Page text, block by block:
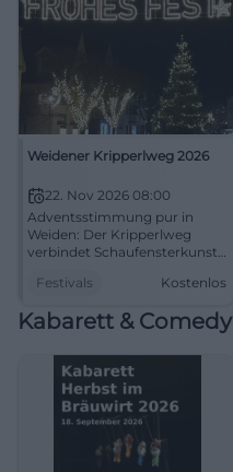
Weidener Kripperlweg 2026
22. Nov 2026 08:00
Adventsstimmung pur in
Weiden: Der Kripperlweg
verbindet Schaufensterkunst,
Mitmachmomente.
Entdeckungen. #Weiden
Festivals Kostenlos
Kabarett & Comedy